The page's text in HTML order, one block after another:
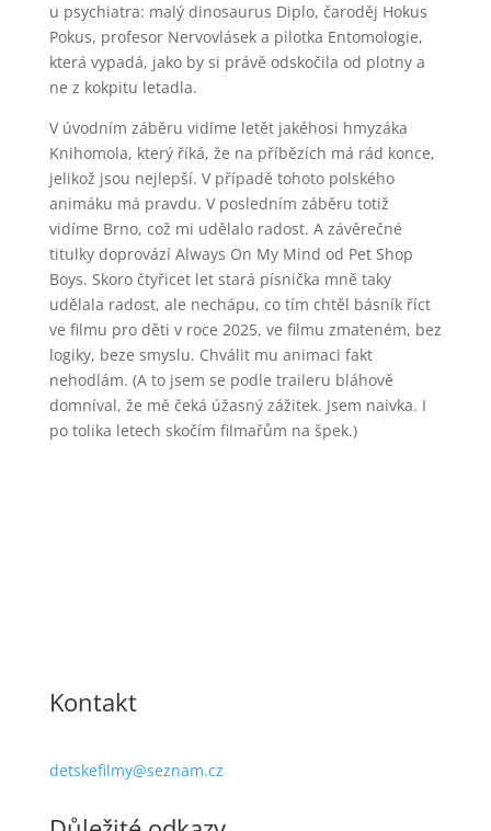
u psychiatra: malý dinosaurus Diplo, čaroděj Hokus
Pokus, profesor Nervovlásek a pilotka Entomologie,
která vypadá, jako by si právě odskočila od plotny a
ne z kokpitu letadla.
V úvodním záběru vidíme letět jakéhosi hmyzáka
Knihomola, který říká, že na příbězích má rád konce,
jelikož jsou nejlepší. V případě tohoto polského
animáku má pravdu. V posledním záběru totiž
vidíme Brno, což mi udělalo radost. A závěrečné
titulky doprovází Always On My Mind od Pet Shop
Boys. Skoro čtyřicet let stará písnička mně taky
udělala radost, ale nechápu, co tím chtěl básník říct
ve filmu pro děti v roce 2025, ve filmu zmateném, bez
logiky, beze smyslu. Chválit mu animaci fakt
nehodlám. (A to jsem se podle traileru bláhově
domníval, že mě čeká úžasný zážitek. Jsem naivka. I
po tolika letech skočím filmařům na špek.)
Kontakt
detskefilmy@seznam.cz